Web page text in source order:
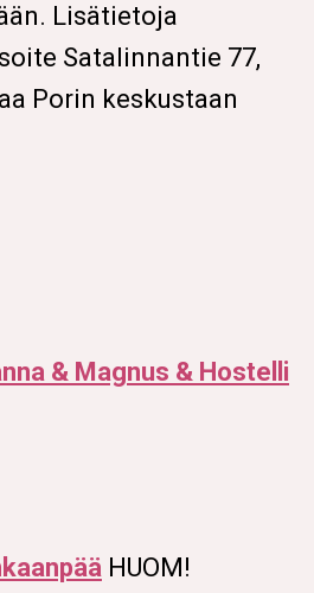
Lisätietoja
Satalinnantie 77,
Porin keskustaan
& Magnus & Hostelli
HUOM!